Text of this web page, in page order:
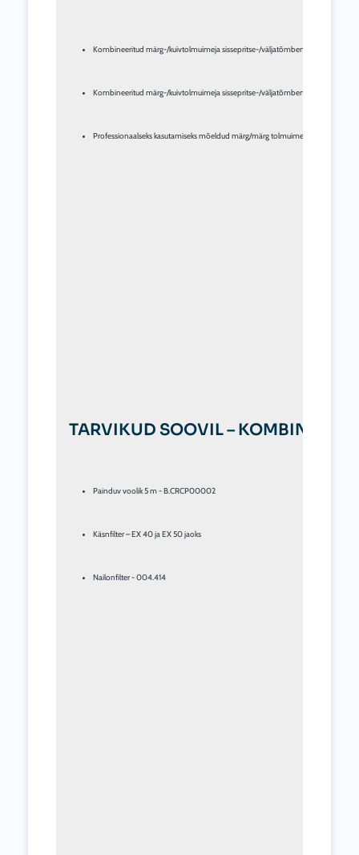
Kombineeritud märg-/kuivtolmuimeja sissepritse-/väljatõmbemasinaga:
Kombineeritud märg-/kuivtolmuimeja sissepritse-/väljatõmbemasinaga:
Professionaalseks kasutamiseks mõeldud märg/märg tolmuimeja:
TARVIKUD SOOVIL –
Painduv voolik 5 m - B.CRCP00002
Käsnfilter – EX 40 ja EX 50 jaoks
Nailonfilter - 004.414